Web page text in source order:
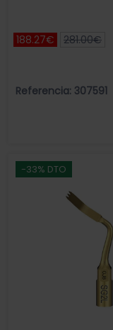
188.27€ 281.00€
Referencia: 307591
-33% DTO